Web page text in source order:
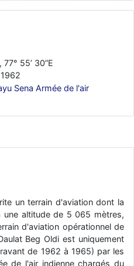
du sujet sur l'Armée de l'Air,
mêmes noms qu'aujourd'hui
tous.en espérantque ces
auront plu ; Agur…
un peu trop loin pour moi !
étaient-ils présent au
réveillon pour cette nouvelle
de souhaiter un Joyeux Noël
77° 55’ 30”E
Sena Armée de l'air
un terrain d'aviation dont la
une altitude de 5 065 mètres,
d'aviation opérationnel de
Beg Oldi est uniquement
de 1962 à 1965) par les
de l'air indienne chargés du